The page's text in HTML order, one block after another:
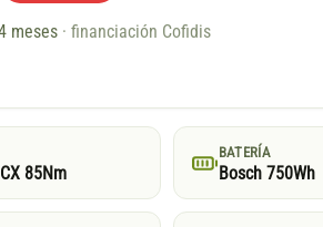
meses · financiación Cofidis
85Nm
BATERÍA
Bosch 750Wh